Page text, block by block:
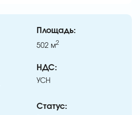
Площадь:
502 м2
НДС:
УСН
Статус: